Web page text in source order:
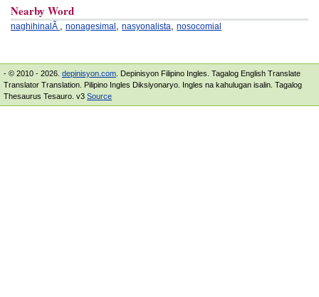
Nearby Word
naghihinalÃ , nonagesimal , nasyonalista, nosocomial
- © 2010 - 2026. depinisyon.com . Depinisyon Filipino Ingles. Tagalog English Translate
Translator Translation. Pilipino Ingles Diksiyonaryo. Ingles na kahulugan isalin. Tagalog
Thesaurus Tesauro. v3 Source